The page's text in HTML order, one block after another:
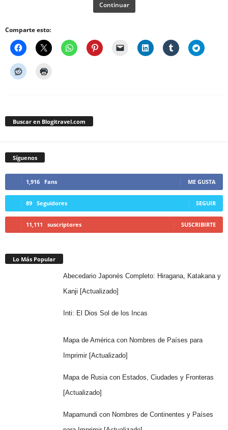
Continuar
Comparte esto:
Buscar en Blogitravel.com
Síguenos
1,916 Fans ME GUSTA
89 Seguidores SEGUIR
11,111 suscriptores SUSCRIBIRTE
Lo Más Popular
Abecedario Japonés Completo: Hiragana, Katakana y
Kanji [Actualizado]
Inti: El Dios Sol de los Incas
Mapa de América con Nombres de Países para
Imprimir [Actualizado]
Mapa de Rusia con Estados, Ciudades y Fronteras
[Actualizado]
Mapamundi con Nombres de Continentes y Países